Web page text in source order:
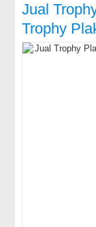
Jual
Trophy